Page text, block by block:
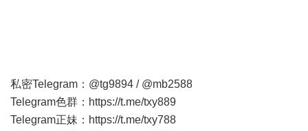
私密Telegram：@tg9894 / @mb2588
Telegram色群： https://t.me/txy889
Telegram正妹： https://t.me/txy788